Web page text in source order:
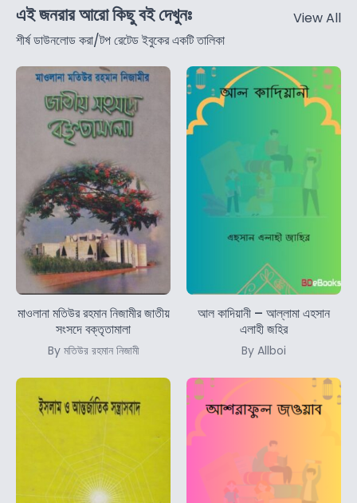
এই জনরার আরো কিছু বই দেখুনঃ
শীর্ষ ডাউনলোড করা/টপ রেটেড ইবুকের একটি তালিকা
View All
মাওলানা মতিউর রহমান নিজামীর জাতীয়
সংসদে বক্তৃতামালা
By মতিউর রহমান নিজামী
আল কাদিয়ানী – আল্লামা এহসান
এলাহী জহির
By Allboi